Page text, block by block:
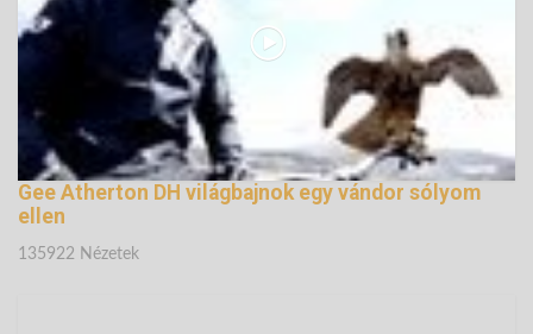
Gee Atherton DH világbajnok egy vándor sólyom
ellen
135922 Nézetek